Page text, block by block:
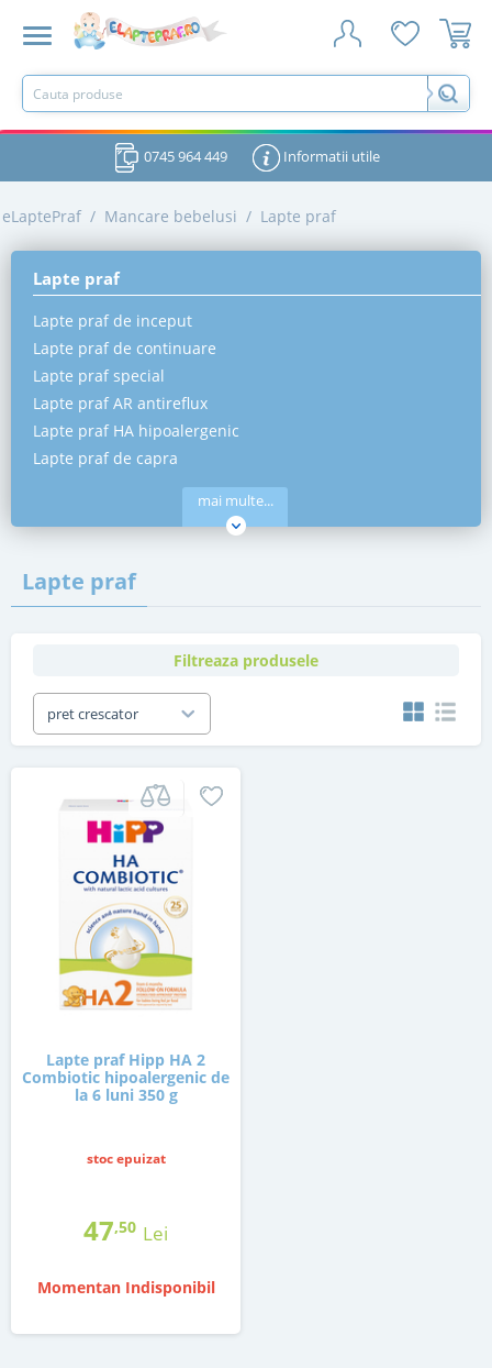
0745 964 449 Informatii utile
eLaptePraf / Mancare bebelusi / Lapte praf
Lapte praf
Lapte praf de inceput
Lapte praf de continuare
Lapte praf special
Lapte praf AR antireflux
Lapte praf HA hipoalergenic
Lapte praf de capra
mai multe...
Lapte praf
Filtreaza produsele
pret crescator
Lapte praf Hipp HA 2
Combiotic hipoalergenic de
la 6 luni 350 g
stoc epuizat
47,50 Lei
Momentan Indisponibil